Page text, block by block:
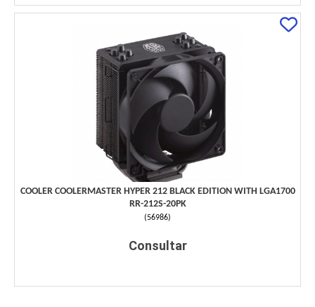
COOLER COOLERMASTER HYPER 212 BLACK EDITION WITH LGA1700
RR-212S-20PK
(56986)
Consultar